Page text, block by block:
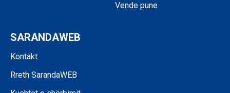
Vende pune
SARANDAWEB
Kontakt
Rreth SarandaWEB